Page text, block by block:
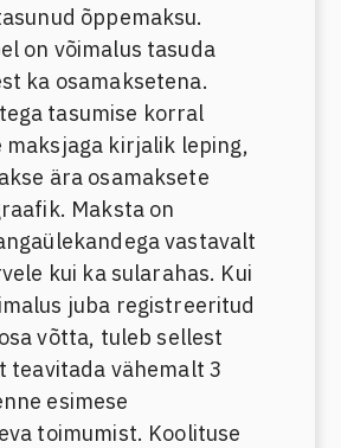
õppemaksu.
on võimalus tasuda
ka osamaksetena.
tasumise korral
maksjaga kirjalik leping,
ära osamaksete
Maksta on
vastavalt
kui ka sularahas. Kui
juba registreeritud
võtta, tuleb sellest
teavitada vähemalt 3
esimese
toimumist. Koolituse